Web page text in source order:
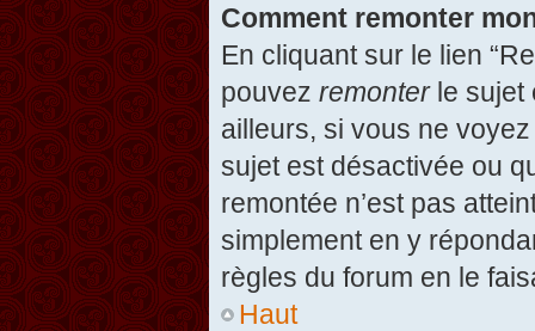
Comment remonter
En cliquant sur le lien
pouvez remonterle sujet
ailleurs, si vous ne
sujet est désactivée ou
remontée n’est pas
simplement en y
règles du forum en le
Haut